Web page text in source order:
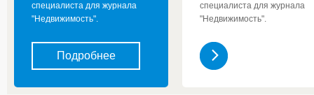
специалиста для журнала
"Недвижимость".
Подробнее
специалиста для журнала
"Недвижимость".